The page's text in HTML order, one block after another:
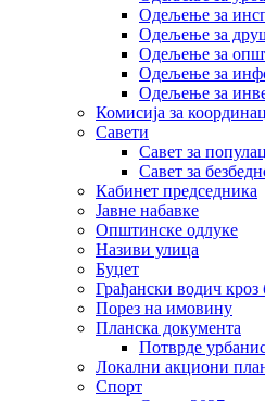
Одељење за
Одељење за
Одељење за
Одељење за
Одељење за
Комисија за
Савети
Савет за
Савет за
Кабинет председника
Јавне набавке
Општинске одлуке
Називи улица
Буџет
Грађански водич кроз
Порез на имовину
Планска документа
Потврде
Локални акциони
Спорт